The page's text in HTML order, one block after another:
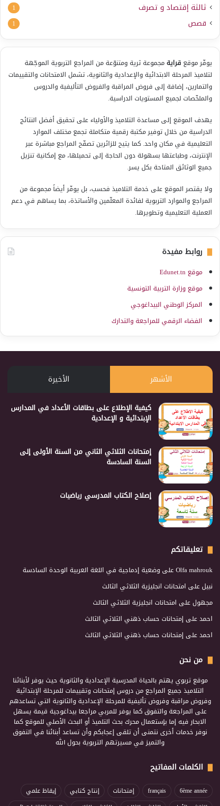
ثالثة إقتصاد و تصرف 1
قصص 1
يوفّر موقع قرايةمجموعة ثرية ومتنوّعة من المراجع التربوية الموجّهة
لتلاميذ المرحلة الابتدائية والإعدادية والثانوية، تشمل الامتحانات والتقييمات
والتمارين، إضافة إلى فروض المراقبة والفروض التأليفية والدروس
والملخّصات لجميع المستويات الدراسية.
يهدف الموقع إلى مساعدة التلاميذ والأولياء على تحقيق أفضل النتائج
الدراسية من خلال توفير مكتبة رقمية متكاملة تجمع مختلف الموارد
التعليمية في مكان واحد. كما يتيح للزائرين تصفّح المراجع مباشرة عبر
الإنترنت، وطباعتها بسهولة دون الحاجة إلى تحميلها، مع إمكانية تنزيل
جميع الوثائق المتاحة بكل يسر.
ولا يقتصر الموقع على خدمة التلاميذ فحسب، بل يوفّر أيضاً مجموعة من
المراجع والموارد التربوية لفائدة المعلّمين والأساتذة، بما يساهم في دعم
العملية التعليمية وتطويرها.
روابط مفيدة
موقع Edunet.tn
موقع وزارة التربية التونسية
المركز الوطني البيداغوجي
الفضاء الرقمي للمراجعة والتدارك
الأشهر الأخيرة
كيفية الإطلاع على بطاقات الأعداد في المدارس
الإبتدائية و الإعدادية
إمتحانات الثلاثي الثاني من السنة الأولى إلى
السنة السادسة
إصلاح الكتاب المدرسي رياضيات
تعليقاتكم
Olfa mahroukعلى وضعية إدماجية في اللغة العربية الوحدة السادسة
نبيلعلى امتحانات انجليزية الثلاثي الثالث
مجهولعلى امتحانات انجليزية الثلاثي الثالث
احمدعلى إمتحانات حساب ذهني الثلاثي الثالث
احمدعلى إمتحانات حساب ذهني الثلاثي الثالث
من نحن
موقع تربوي يهتم بالحياة المدرسية الإعدادية والثانوية حيث يوفر لأبنائنا
التلاميذ جميع المراجع من دروس إمتحانات وتقييمات للمرحلة الإبتدائية
وفروض مراقبة وفروض تأليفية للمرحلة الإعدادية والثانوية التي تساعدهم
على المراجعة والتفوق كما يوفر للمربي مراجعا بيداغوجية قيمة يسهل
الابحار فيه إما بإستعمال محرك بحث التلميذ أو البحث الأصلي للموقع كما
نوفر خدمات أخرى نتمنى أن تلقى إعجابكم وأن تساعد أبنائنا في التفوق
والتميز في مسيرتهم التربوية بحول الله
الكلمات المفاتيح
6ème année
français إمتحانات إنتاج كتابي
إيقاظ علمي